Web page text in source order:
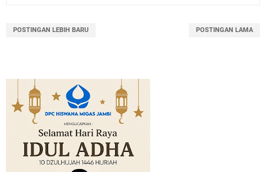
POSTINGAN LEBIH BARU POSTINGAN LAMA